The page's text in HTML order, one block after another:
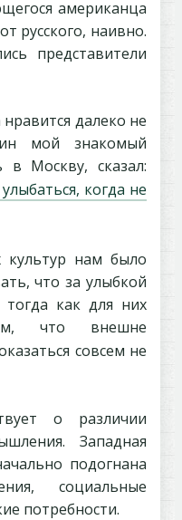
американца
русского, наивно.
представители
далеко не
мой знакомый
в Москву, сказал:
когда не
нам было
что за улыбкой
тогда как для них
что внешне
совсем не
о различии
Западная
подогнана
социальные
потребности.